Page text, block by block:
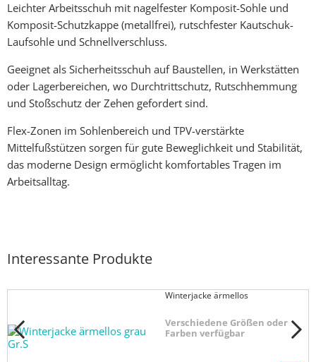
Leichter Arbeitsschuh mit nagelfester Komposit-Sohle und
Komposit-Schutzkappe (metallfrei), rutschfester Kautschuk-
Laufsohle und Schnellverschluss.
Geeignet als Sicherheitsschuh auf Baustellen, in Werkstätten
oder Lagerbereichen, wo Durchtrittschutz, Rutschhemmung
und Stoßschutz der Zehen gefordert sind.
Flex-Zonen im Sohlenbereich und TPV-verstärkte
Mittelfußstützen sorgen für gute Beweglichkeit und Stabilität,
das moderne Design ermöglicht komfortables Tragen im
Arbeitsalltag.
Interessante Produkte
Winterjacke ärmellos
Verschiedene Größen oder
Farben verfügbar